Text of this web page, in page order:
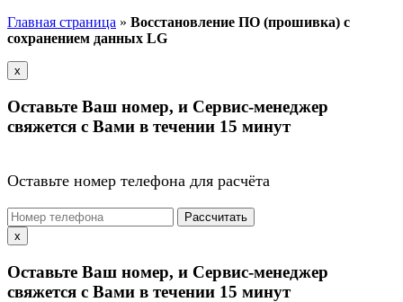
Главная страница » Восстановление ПО (прошивка) с
сохранением данных LG
x
Оставьте Ваш номер, и Сервис-менеджер
свяжется с Вами в течении 15 минут
Оставьте номер телефона для расчёта
Рассчитать
x
Оставьте Ваш номер, и Сервис-менеджер
свяжется с Вами в течении 15 минут